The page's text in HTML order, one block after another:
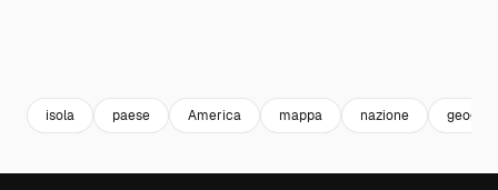
isola paese America mappa nazione